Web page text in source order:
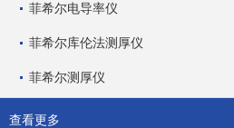
菲希尔电导率仪
菲希尔库伦法测厚仪
菲希尔测厚仪
查看更多